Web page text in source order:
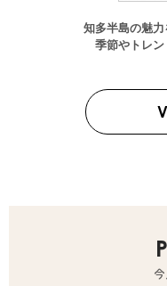
知多半島の魅力
季節やトレン